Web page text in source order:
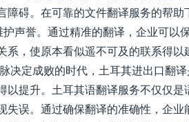
碍。在可靠的文件翻译服务的帮
声誉。通过精准的翻译，企业可以
，使原本看似遥不可及的联系得
定成败的时代，土耳其进出口翻
提升。土耳其语翻译服务不仅仅
误。通过确保翻译的准确性，企